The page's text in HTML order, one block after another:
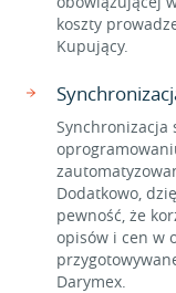
koszty
Kupujący.
Synchronizacja
Dodatkowo,
pewność, że
opisów i cen w
Darymex.